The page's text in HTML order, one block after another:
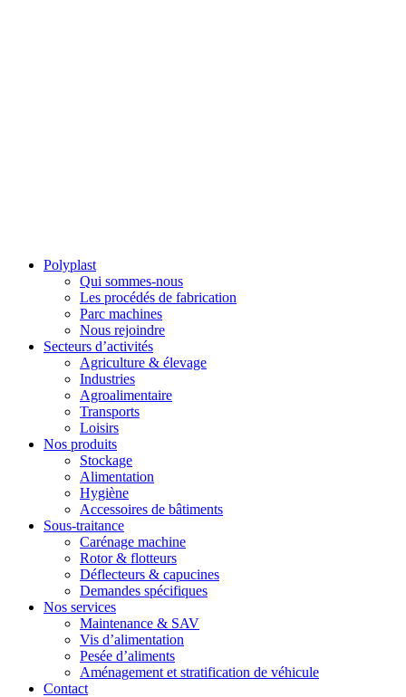
Polyplast
Qui sommes-nous
Les procédés de fabrication
Parc machines
Nous rejoindre
Secteurs d’activités
Agriculture & élevage
Industries
Agroalimentaire
Transports
Loisirs
Nos produits
Stockage
Alimentation
Hygiène
Accessoires de bâtiments
Sous-traitance
Carénage machine
Rotor & flotteurs
Déflecteurs & capucines
Demandes spécifiques
Nos services
Maintenance & SAV
Vis d’alimentation
Pesée d’aliments
Aménagement et stratification de véhicule
Contact